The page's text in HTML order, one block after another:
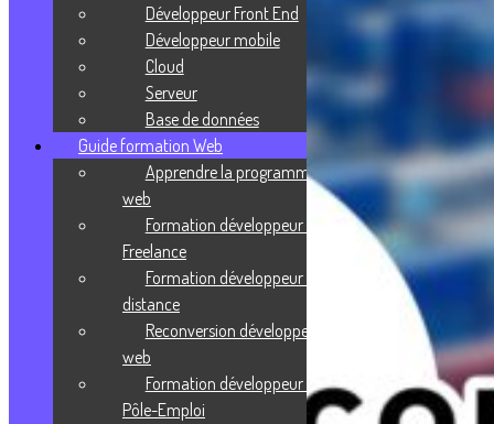
Développeur Front End
Développeur mobile
Cloud
Serveur
Base de données
Guide formation Web
Apprendre la programmation
web
Formation développeur web
Freelance
Formation développeur web à
distance
Reconversion développeur
web
Formation développeur web
Pôle-Emploi